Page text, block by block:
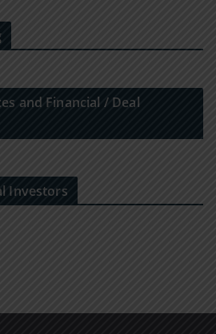
and Financial / Deal
Investors